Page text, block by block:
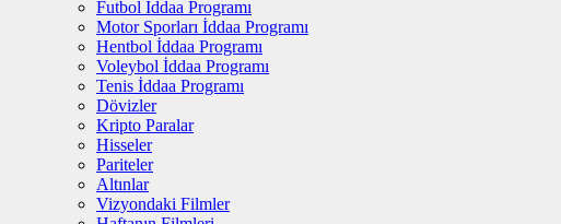
Futbol İddaa Programı
Motor Sporları İddaa Programı
Hentbol İddaa Programı
Voleybol İddaa Programı
Tenis İddaa Programı
Dövizler
Kripto Paralar
Hisseler
Pariteler
Altınlar
Vizyondaki Filmler